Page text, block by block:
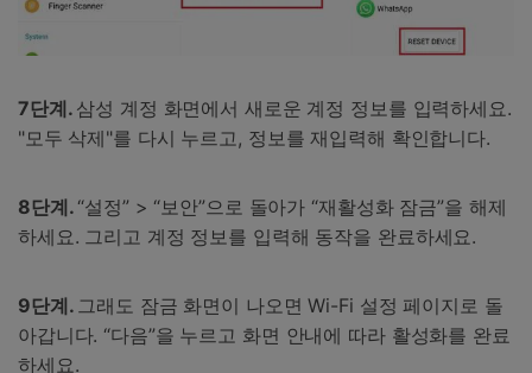
7단계. 삼성 계정 화면에서 새로운 계정 정보를 입력하세요.
"모두 삭제"를 다시 누르고, 정보를 재입력해 확인합니다.
8단계. “설정” > “보안”으로 돌아가 “재활성화 잠금”을 해제
하세요. 그리고 계정 정보를 입력해 동작을 완료하세요.
9단계. 그래도 잠금 화면이 나오면 Wi-Fi 설정 페이지로 돌
아갑니다. “다음”을 누르고 화면 안내에 따라 활성화를 완료
하세요.